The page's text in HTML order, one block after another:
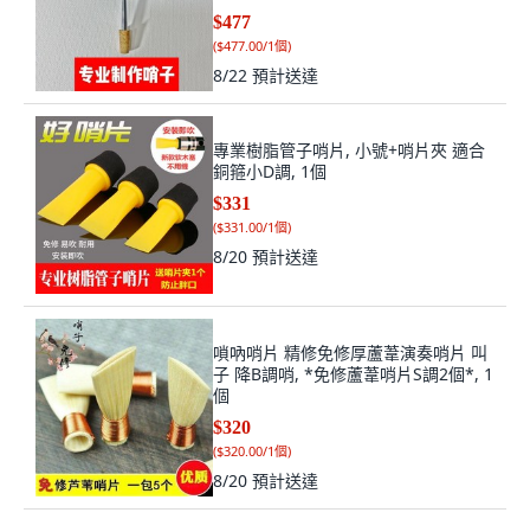
$477
($477.00/1個)
8/22 預計送達
專業樹脂管子哨片, 小號+哨片夾 適合
銅箍小D調, 1個
$331
($331.00/1個)
8/20 預計送達
嗩吶哨片 精修免修厚蘆葦演奏哨片 叫
子 降B調哨, *免修蘆葦哨片S調2個*, 1
個
$320
($320.00/1個)
8/20 預計送達